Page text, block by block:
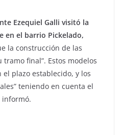
Ezequiel Galli visitó la
en el barrio Pickelado,
la construcción de las
final”. Estos modelos
plazo establecido, y los
teniendo en cuenta el
informó.